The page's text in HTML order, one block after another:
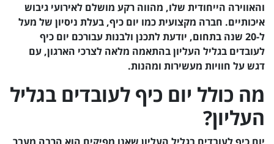
והאווירה הייחודית שלו, מהווה רקע מושלם לאירועי גיבוש
איכותיים. חברה מקצועית כמו יום כיף, בעלת ניסיון של מעל
ל-20 שנה בתחום, יודעת לתכנן ולבנות עבורכם יום כיף
לעובדים בגליל העליון בהתאמה מלאה לצרכי הארגון, עם
דגש על חוויות מעשירות ומהנות.
מה כולל יום כיף לעובדים בגליל
העליון?